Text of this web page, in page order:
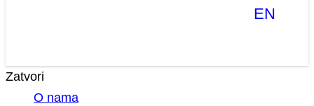
EN
Zatvori
O nama